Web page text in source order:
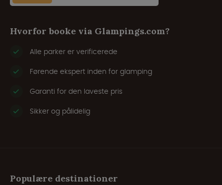
Hvorfor booke via Glampings.com?
Alle parker er verificerede
Førende ekspert inden for glamping
Garanti for den laveste pris
Sikker og pålidelig
Populære destinationer